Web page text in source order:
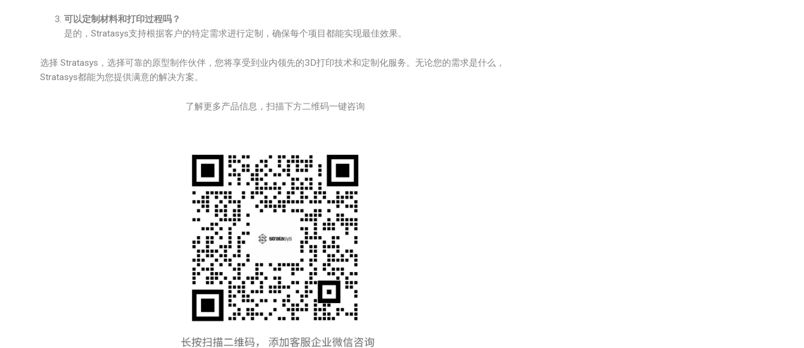
可以定制材料和打印过程吗？
是的，Stratasys支持根据客户的特定需求进行定制，确保每个项目都能实现最佳效果。
选择 Stratasys，选择可靠的原型制作伙伴，您将享受到业内领先的3D打印技术和定制化服务。无论您的需求是什么，
Stratasys都能为您提供满意的解决方案。
了解更多产品信息，扫描下方二维码一键咨询